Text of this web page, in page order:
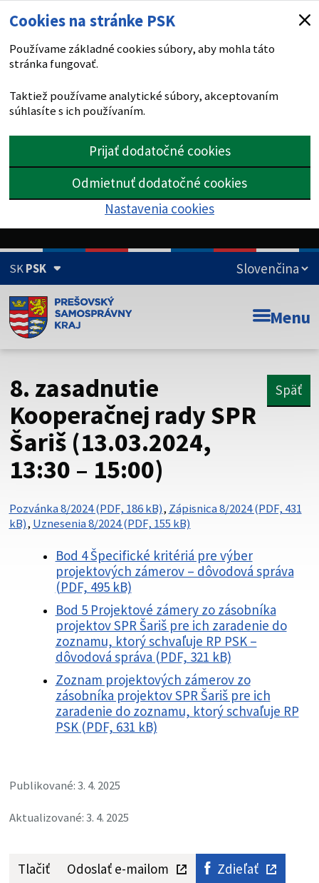
Cookies na stránke PSK
Používame základné cookies súbory, aby mohla táto
stránka fungovať.
Taktiež používame analytické súbory, akceptovaním
súhlasíte s ich používaním.
Prijať dodatočné cookies
Odmietnuť dodatočné cookies
Nastavenia cookies
SKPSK
Doména psk.sk je oficiálna
Toto je oficiálna webová stránka Prešovského
Táto stránka je zabezpečená
Buďte pozorní a vždy sa uistite, že zdieľate informácie iba
cez zabezpečenú webovú stránku. Zabezpečená stránka
vždy začína https:// pred názvom domény webového sídla.
Menu
8. zasadnutie
Kooperačnej rady SPR
Šariš (13.03.2024,
13:30 – 15:00)
Späť
Pozvánka 8/2024 (PDF, 186 kB), Zápisnica 8/2024 (PDF, 431
kB), Uznesenia 8/2024 (PDF, 155 kB)
Bod 4 Špecifické kritériá pre výber
projektových zámerov – dôvodová správa
(PDF, 495 kB)
Bod 5 Projektové zámery zo zásobníka
projektov SPR Šariš pre ich zaradenie do
zoznamu, ktorý schvaľuje RP PSK –
dôvodová správa (PDF, 321 kB)
Zoznam projektových zámerov zo
zásobníka projektov SPR Šariš pre ich
zaradenie do zoznamu, ktorý schvaľuje RP
PSK (PDF, 631 kB)
Publikované: 3. 4. 2025
Aktualizované: 3. 4. 2025
Tlačiť Odoslať e-mailom Zdieľať